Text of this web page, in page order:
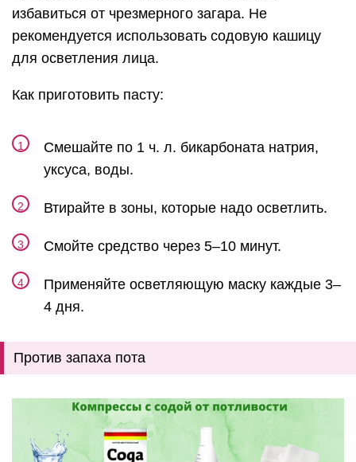
избавиться от чрезмерного загара. Не
рекомендуется использовать содовую кашицу
для осветления лица.
Как приготовить пасту:
Смешайте по 1 ч. л. бикарбоната натрия,
уксуса, воды.
Втирайте в зоны, которые надо осветлить.
Смойте средство через 5–10 минут.
Применяйте осветляющую маску каждые 3–
4 дня.
Против запаха пота